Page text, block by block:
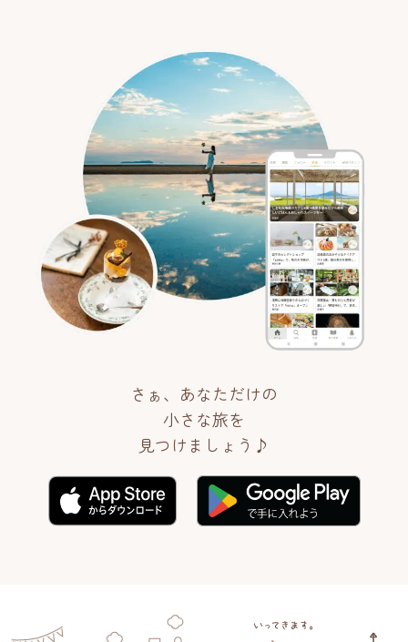
さぁ、あなただけの
小さな旅を
見つけましょう♪